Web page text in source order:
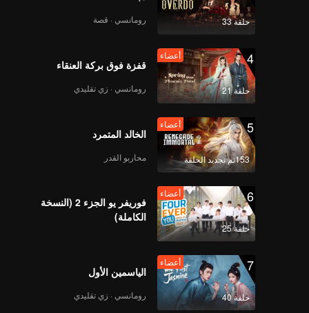
201
أعضاء
202
203
أعضاء
204
أعضاء
205
أعضاء
207
208
209
أعضاء
210
حلقة 33 رومانسي · قصة
4
حلقة 21
أعضاء
قفزة فوق بركة العنقاء
رومانسي · زي تقليدي
5
153تم تجديد الحلقة
أعضاء
الخالد المتمرد
محاربو القدر
6
حلقة 25
أعضاء
فوريفر يو الجزء 2 (النسخة
الكاملة)
7
حلقة 40
أعضاء
الياسمين الأول
رومانسي · زي تقليدي